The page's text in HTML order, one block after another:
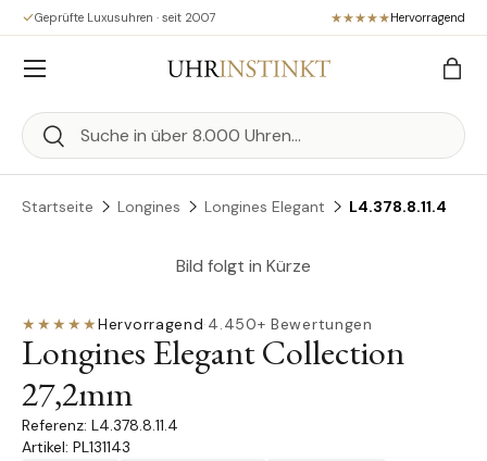
Direkt zum Inhalt
Geprüfte Luxusuhren · seit 2007 Hervorragend
Suchen
Suchen
Menü
Startseite Longines Longines Elegant L4.378.8.11.4
Bild folgt in Kürze
★★★★★Hervorragend·4.450+ Bewertungen
Longines Elegant Collection
27,2mm
L4.378.8.11.4
Artikel: PL131143